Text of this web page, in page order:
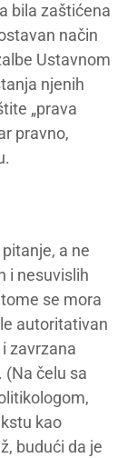
bila zaštićena
način
Ustavnom
njenih
„prava
pravno,
a ne
i nesuvislih
se mora
autoritativan
zavrzana
čelu sa
kao
budući da je